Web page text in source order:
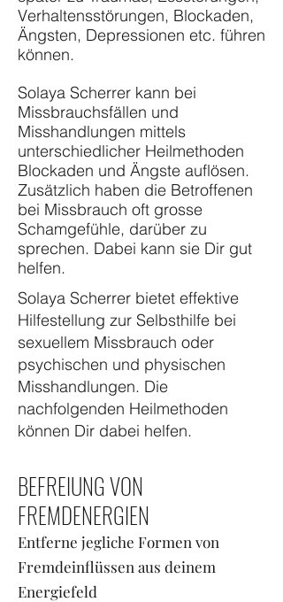
Verhaltensstörungen, Blockaden,
Ängsten, Depressionen etc. führen
können.
Solaya Scherrer kann bei
Missbrauchsfällen und
Misshandlungen mittels
unterschiedlicher Heilmethoden
Blockaden und Ängste auflösen.
Zusätzlich haben die Betroffenen
bei Missbrauch oft grosse
Schamgefühle, darüber zu
sprechen. Dabei kann sie Dir gut
helfen.
Solaya Scherrer bietet effektive
Hilfestellung zur Selbsthilfe bei
sexuellem Missbrauch oder
psychischen und physischen
Misshandlungen. Die
nachfolgenden Heilmethoden
können Dir dabei helfen.
BEFREIUNG VON
FREMDENERGIEN
Entferne jegliche Formen von
Fremdeinflüssen aus deinem
Energiefeld